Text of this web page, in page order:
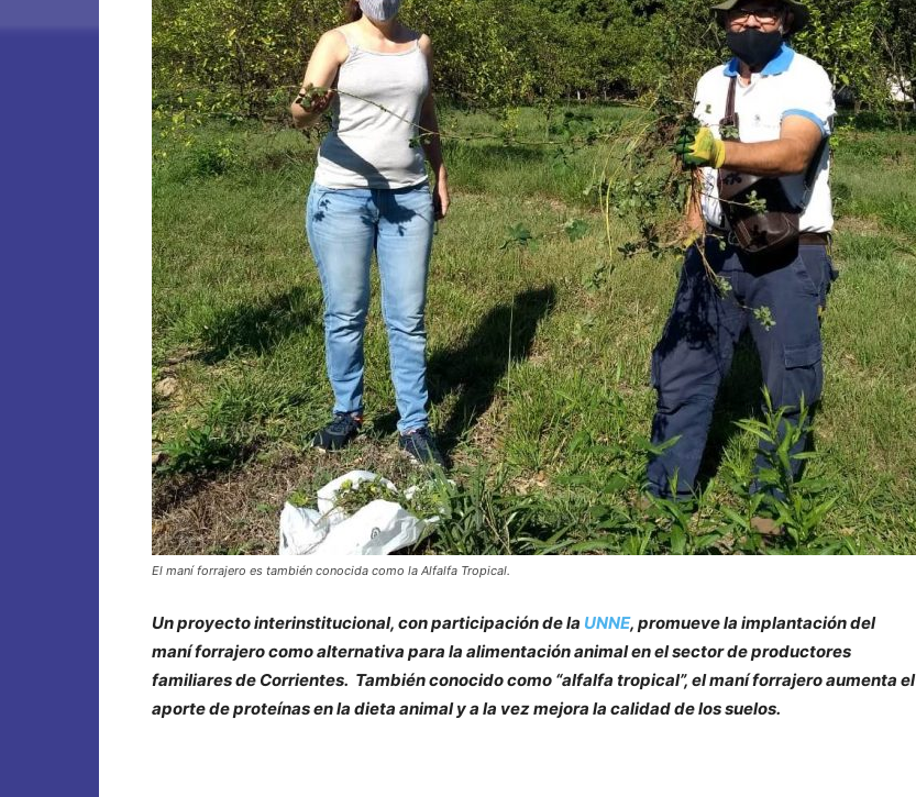
El maní forrajero es también conocida como la Alfalfa Tropical.
Un proyecto interinstitucional, con participación de la UNNE, promueve la implantación del
maní forrajero como alternativa para la alimentación animal en el sector de productores
familiares de Corrientes. También conocido como “alfalfa tropical”, el maní forrajero aumenta el
aporte de proteínas en la dieta animal y a la vez mejora la calidad de los suelos.